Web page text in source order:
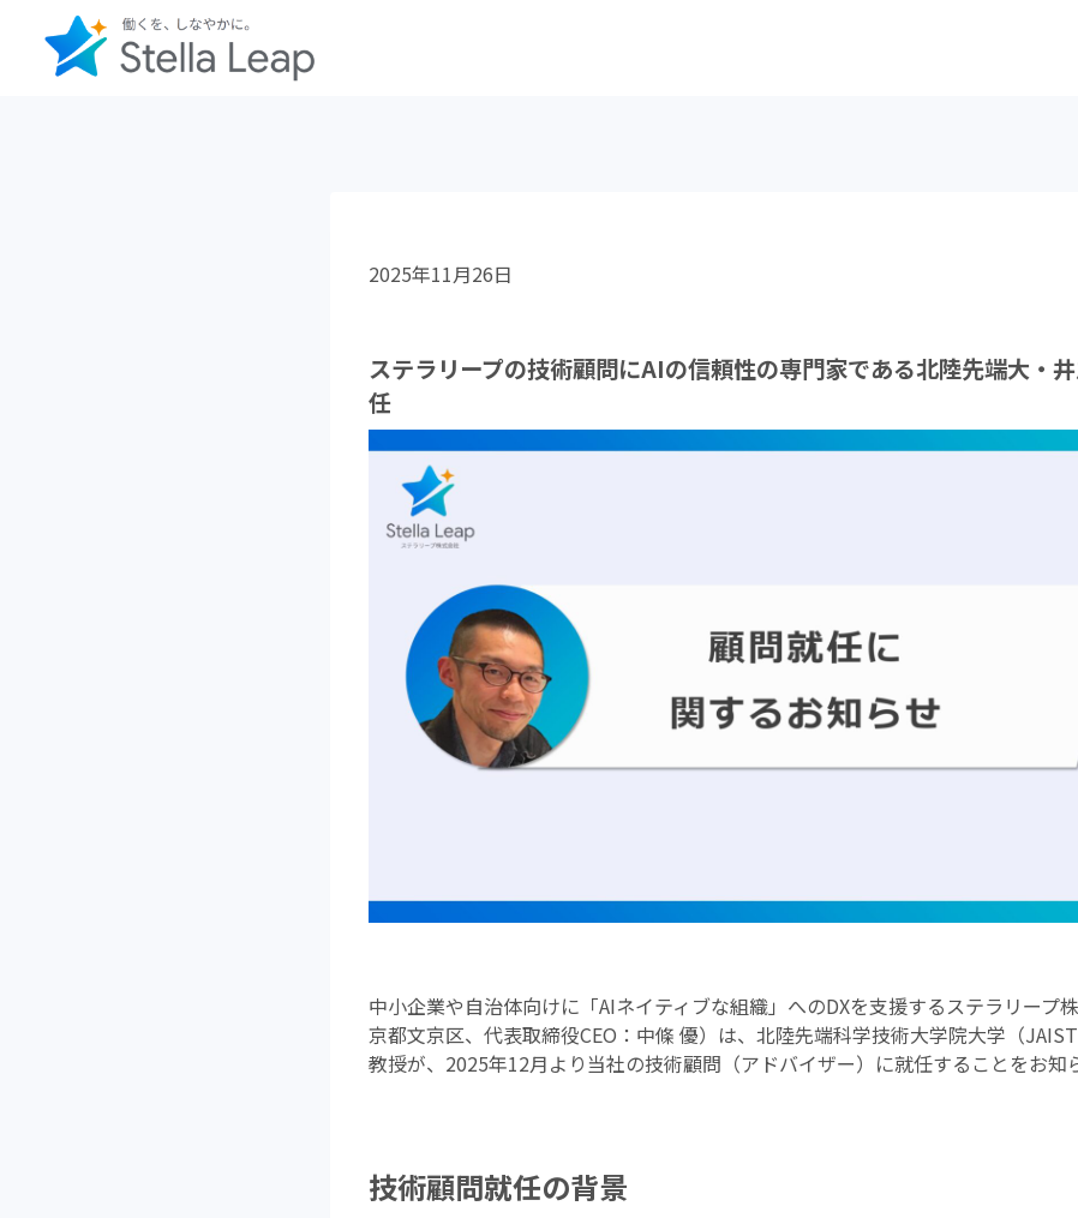
2025年11月26日
ステラリープの技術顧問にAIの信頼性の専門家である北陸先端大・
任
中小企業や自治体向けに「AIネイティブな組織」へのDXを支援するステラリープ
京都文京区、代表取締役CEO：中條 優）は、北陸先端科学技術大学院大学（
教授が、2025年12月より当社の技術顧問（アドバイザー）に就任することをお知
技術顧問就任の背景